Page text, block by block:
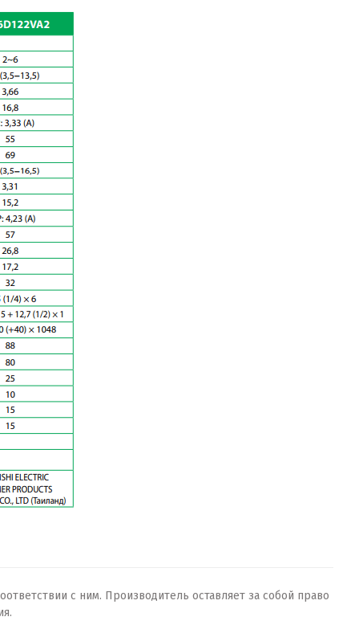
с ним. Производитель оставляет за собой право